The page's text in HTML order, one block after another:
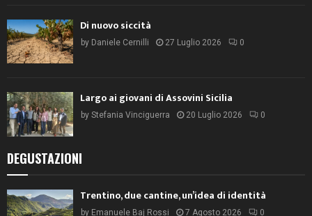
Di nuovo siccità
by Daniele Cernilli 27 Luglio 2026 0
Largo ai giovani di Assovini Sicilia
by Stefania Vinciguerra 20 Luglio 2026 0
DEGUSTAZIONI
Trentino, due cantine, un’idea di identità
by Emanuele Baj Rossi 7 Agosto 2026 0